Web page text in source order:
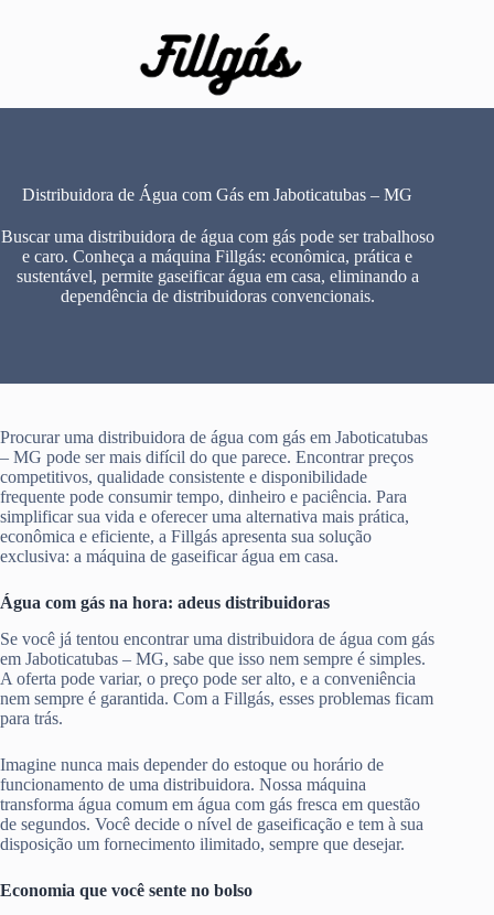
Distribuidora de Água com Gás em Jaboticatubas – MG
Buscar uma distribuidora de água com gás pode ser trabalhoso
e caro. Conheça a máquina Fillgás: econômica, prática e
sustentável, permite gaseificar água em casa, eliminando a
dependência de distribuidoras convencionais.
Procurar uma distribuidora de água com gás em Jaboticatubas
– MG pode ser mais difícil do que parece. Encontrar preços
competitivos, qualidade consistente e disponibilidade
frequente pode consumir tempo, dinheiro e paciência. Para
simplificar sua vida e oferecer uma alternativa mais prática,
econômica e eficiente, a Fillgás apresenta sua solução
exclusiva: a máquina de gaseificar água em casa.
Água com gás na hora: adeus distribuidoras
Se você já tentou encontrar uma distribuidora de água com gás
em Jaboticatubas – MG, sabe que isso nem sempre é simples.
A oferta pode variar, o preço pode ser alto, e a conveniência
nem sempre é garantida. Com a Fillgás, esses problemas ficam
para trás.
Imagine nunca mais depender do estoque ou horário de
funcionamento de uma distribuidora. Nossa máquina
transforma água comum em água com gás fresca em questão
de segundos. Você decide o nível de gaseificação e tem à sua
disposição um fornecimento ilimitado, sempre que desejar.
Economia que você sente no bolso